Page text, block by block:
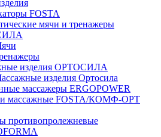
FOSTA
мячи и тренажеры
изделия ОРТОСИЛА
изделия Ортосила
массажеры ERGOPOWER
массажные FOSTA/КОМФ-ОРТ
противопролежневые